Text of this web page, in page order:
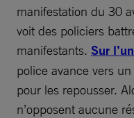
manifestation du 30
voit des policiers
manifestants. Sur
police avance vers
pour les repousser.
n’opposent aucune